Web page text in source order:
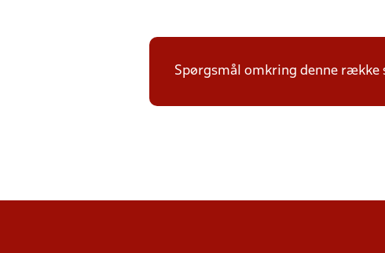
Spørgsmål omkring denne række